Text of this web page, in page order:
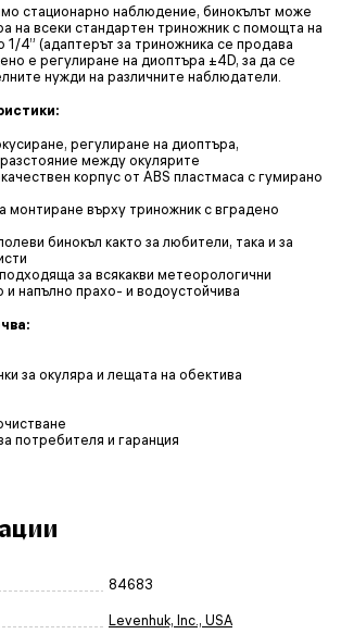
стационарно наблюдение, бинокълът може
на всеки стандартен триножник с помощта на
4” (адаптерът за триножника се продава
е регулиране на диоптъра ±4D, за да се
нужди на различните наблюдатели.
регулиране на диоптъра,
между окулярите
корпус от ABS пластмаса с гумирано
монтиране върху триножник с вградено
бинокъл както за любители, така и за
за всякакви метеорологични
и напълно прахо- и водоустойчива
за окуляра и лещата на обектива
потребителя и гаранция
84683
Levenhuk, Inc., USA